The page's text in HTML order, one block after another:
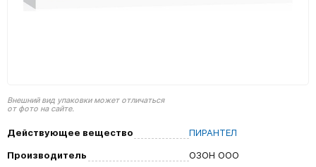
Внешний вид упаковки может отличаться
от фото на сайте.
Действующее вещество
ПИРАНТЕЛ
Производитель
ОЗОН ООО